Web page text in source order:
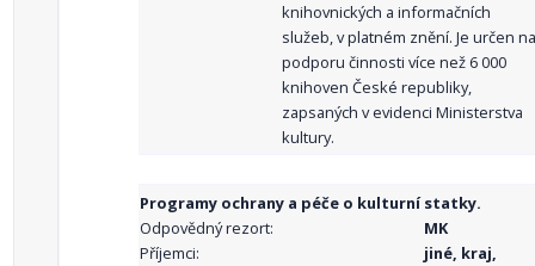
knihovnických a informačních
služeb, v platném znění. Je určen na
podporu činnosti více než 6 000
knihoven České republiky,
zapsaných v evidenci Ministerstva
kultury.
Programy ochrany a péče o kulturní statky.
Odpovědný rezort:
MK
Příjemci:
jiné, kraj,